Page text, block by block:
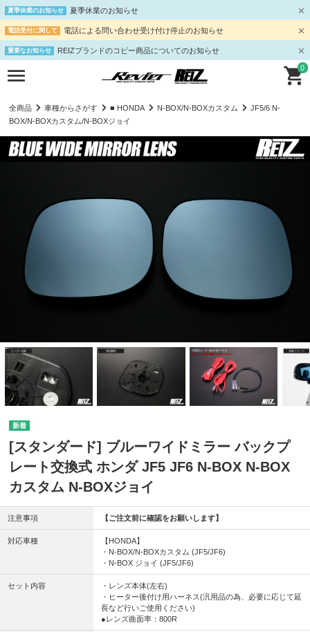
夏季休業のお知らせ 夏季休業のお知らせ
電話受付に関して 電話による問い合わせ受け付け停止のお知らせ
重要なお知らせ REIZブランドのコピー商品についてのお知らせ
0
全商品 車種からさがす ■ HONDA N-BOX/N-BOXカスタム
JF5/6 N-
BOX/N-BOXカスタム/N-BOXジョイ
[スタンダード] ブルーワイドミラー バックプ
レート交換式 ホンダ JF5 JF6 N-BOX N-BOX
カスタム N-BOXジョイ
注意事項 【ご注文前に確認をお願いします】
対応車種
【HONDA】
・N-BOX/N-BOXカスタム (JF5/JF6)
・N-BOX ジョイ (JF5/JF6)
セット内容
・レンズ本体(左右)
・ヒーター後付け用ハーネス(汎用品の為、必要に応じて延
長など行いご使用ください)
●レンズ曲面率：800R